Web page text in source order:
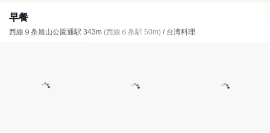
早餐
西線９条旭山公園通駅 343m (西線６条駅 50m) / 台湾料理